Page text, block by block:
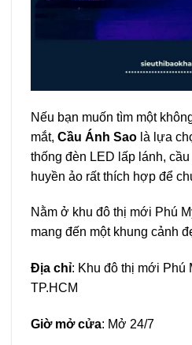
Nếu bạn muốn tìm một
mắt, Cầu Ánh Sao là lựa
thống đèn LED lấp lánh,
huyền ảo rất thích hợp để
Nằm ở khu đô thị mới Phú
mang đến một khung cảnh
Địa chỉ: Khu đô thị mới Phú
TP.HCM
Giờ mở cửa: Mở 24/7